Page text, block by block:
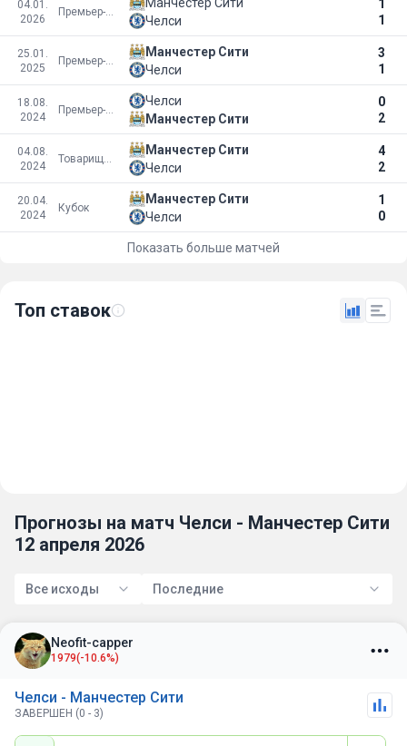
04.01.
2026
1
1
Челси
25.01.
2025
Манчестер Сити
3
1
Челси
18.08.
2024
Челси
0
2
Манчестер Сити
04.08.
2024
Манчестер Сити
4
2
Челси
20.04.
2024
Кубок
Манчестер Сити
1
0
Челси
Показать больше матчей
Топ ставок
Прогнозы на матч Челси - Манчестер Сити
12 апреля 2026
Все исходы Последние
Neofit-capper
1979(-10.6%)
Челси - Манчестер Сити
ЗАВЕРШЕН (0 - 3)